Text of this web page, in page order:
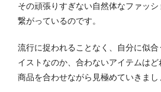
その頑張りすぎない自然体なファッ
繋がっているのです。
流行に捉われることなく、自分に似
イストなのか、合わないアイテムは
商品を合わせながら見極めていきまし